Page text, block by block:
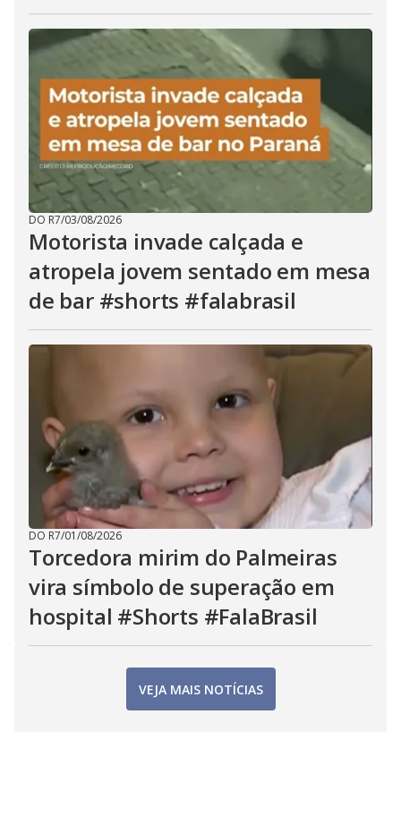
DO R7/03/08/2026
Motorista invade calçada e
atropela jovem sentado em mesa
de bar #shorts #falabrasil
DO R7/01/08/2026
Torcedora mirim do Palmeiras
vira símbolo de superação em
hospital #Shorts #FalaBrasil
VEJA MAIS NOTÍCIAS